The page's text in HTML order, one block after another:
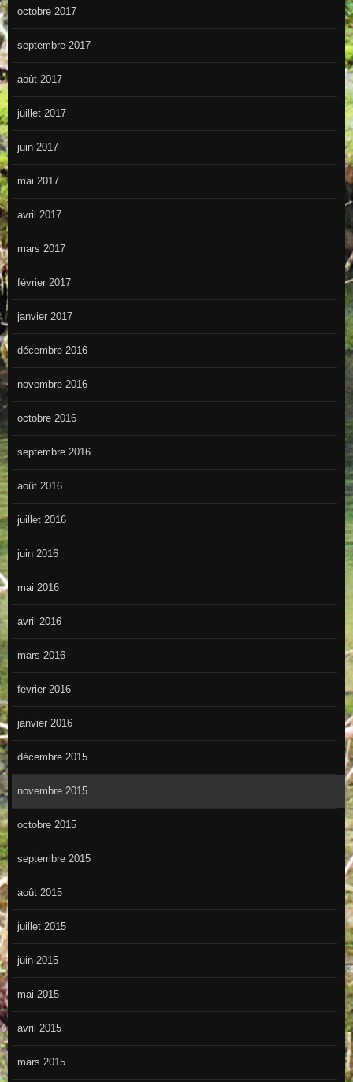
octobre 2017
septembre 2017
août 2017
juillet 2017
juin 2017
mai 2017
avril 2017
mars 2017
février 2017
janvier 2017
décembre 2016
novembre 2016
octobre 2016
septembre 2016
août 2016
juillet 2016
juin 2016
mai 2016
avril 2016
mars 2016
février 2016
janvier 2016
décembre 2015
novembre 2015
octobre 2015
septembre 2015
août 2015
juillet 2015
juin 2015
mai 2015
avril 2015
mars 2015